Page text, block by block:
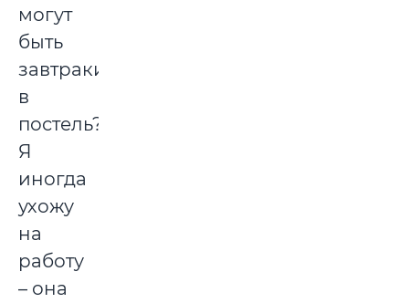
могут
быть
завтраки
в
постель?
Я
иногда
ухожу
на
работу
– она